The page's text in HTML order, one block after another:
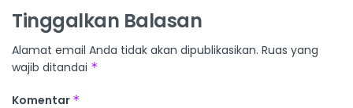
Tinggalkan Balasan
Alamat email Anda tidak akan dipublikasikan. Ruas yang
wajib ditandai *
Komentar *